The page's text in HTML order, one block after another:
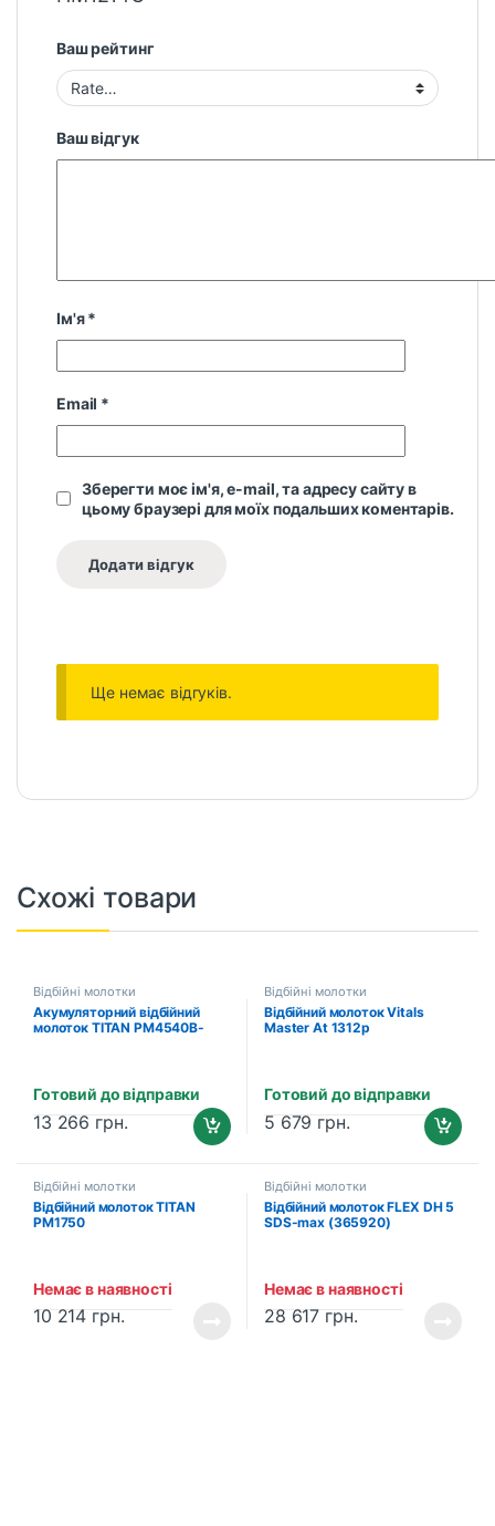
Ваш рейтинг
Ваш відгук
Ім'я*
Email *
Зберегти моє ім'я, e-mail, та адресу сайту в
цьому браузері для моїх подальших коментарів.
Ще немає відгуків.
Схожі товари
Відбійні молотки
Акумуляторний відбійний
молоток TITAN PM4540B-
Готовий до відправки
13 266 грн.
Відбійні молотки
Відбійний молоток Vitals
Master At 1312p
Готовий до відправки
5 679 грн.
Відбійні молотки
Відбійний молоток TITAN
PM1750
Немає в наявності
10 214 грн.
Відбійні молотки
Відбійний молоток FLEX DH 5
SDS-max (365920)
Немає в наявності
28 617 грн.